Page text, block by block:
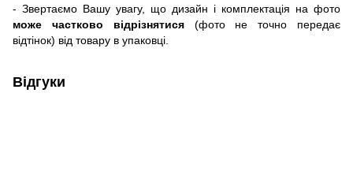
- Звертаємо Вашу увагу, що дизайн і комплектація на фото
може частково відрізнятися(фото не точно передає
відтінок) від товару в упаковці.
Відгуки